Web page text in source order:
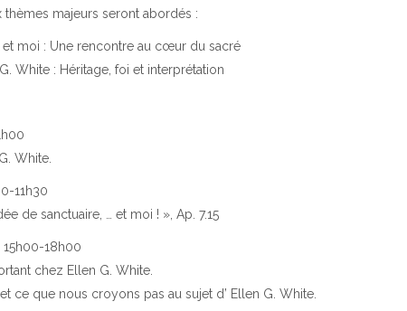
majeurs seront abordés :
et moi : Une rencontre au cœur du sacré
White : Héritage, foi et interprétation
White.
11h30
de sanctuaire, … et moi ! », Ap. 7.15
18h00
chez Ellen G. White.
ce que nous croyons pas au sujet d’ Ellen G. White.